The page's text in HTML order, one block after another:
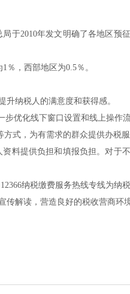
于2010年发文明确了各地区预
，西部地区为0.5％。
纳税人的满意度和获得感。
优化线下窗口设置和线上操作
式，为有需求的群众提供办税服
料提供负担和填报负担。对于
纳税缴费服务热线专线为纳
解读，营造良好的税收营商环境